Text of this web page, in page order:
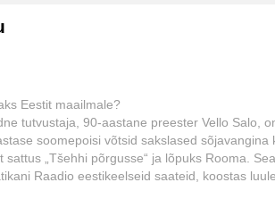
Eestit maailmale?
tutvustaja, 90-aastane preester Vello Salo,
soomepoisi võtsid sakslased sõjavangina
sattus „Tšehhi põrgusse“ ja lõpuks Rooma.
Raadio eestikeelseid saateid, koostas
ning rajas kirjastuse Maarjamaa.